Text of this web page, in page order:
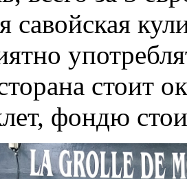
савойская
стоит
фондю